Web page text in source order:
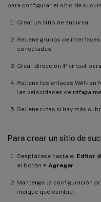
para configurar el sitio de
Crear un sitio de sucursal.
Rellene grupos de
conectadas.
Crear dirección IP virtual
Rellene los enlaces WAN
las velocidades de ráfaga
Rellene rutas si hay más
Para crear un sitio de
Desplácese hasta el Editor
el botón + Agregar .
Mantenga la configuración
indique que cambie.